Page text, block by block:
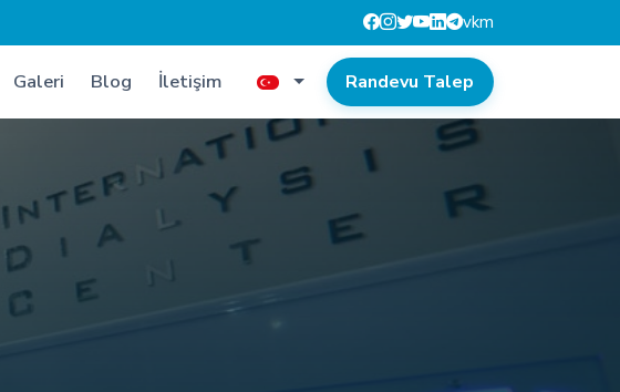
vkm
Galeri Blog İletişim Randevu Talep